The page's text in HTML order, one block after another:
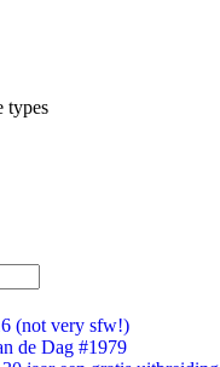
types
(not very sfw!)
de Dag #1979